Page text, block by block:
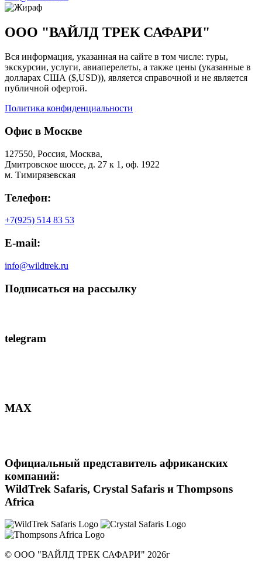
ООО "ВАЙЛД ТРЕК САФАРИ"
Вся информация, указанная на сайте в том числе: туры,
экскурсии, услуги, авиаперелеты, а также цены (указанные в
долларах США ($,USD)), является справочной и не является
публичной офертой.
Политика конфиденциальности
Офис в Москве
127550, Россия, Москва,
Дмитровское шоссе, д. 27 к 1, оф. 1922
м. Тимирязевская
Телефон:
+7(925) 514 83 53
E-mail:
info@wildtrek.ru
Подписаться на рассылку
telegram
MAX
Официальный представитель африканских
компаний:
WildTrek Safaris, Crystal Safaris и Thompsons
Africa
© ООО "ВАЙЛД ТРЕК САФАРИ" 2026г